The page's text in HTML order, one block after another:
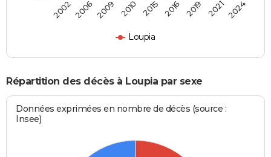
Loupia
200220062009 2010 2015 2016 2019 20212024
Répartition des décès à Loupia par sexe
Données exprimées en nombre de décès (source :
Insee)